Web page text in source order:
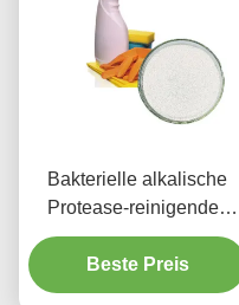
Bakterielle alkalische
Protease-reinigendes
Enzym-Pulver im
reinigenden hohen
Reinheitsgrad Cas 9014
Beste Preis